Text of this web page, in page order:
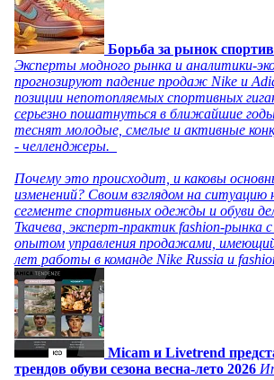
Борьба за рынок
Эксперты модного рынка и аналитики-
прогнозируют падение продаж Nike и
позиции непотопляемых спортивных
серьезно пошатнуться в ближайшие
теснят молодые, смелые и активные
- челленджеры.
Почему это происходит, и каковы
изменений? Своим взглядом на ситуацию
сегменте спортивных одежды и обуви
Ткачева, эксперт-практик fashion-рынка
опытом управления продажами,
лет работы в команде Nike Russia и
Micam и Livetrend
трендов обуви сезона весна-лето 2026